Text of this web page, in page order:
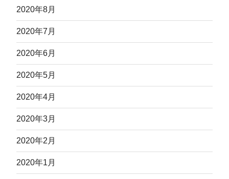
2020年8月
2020年7月
2020年6月
2020年5月
2020年4月
2020年3月
2020年2月
2020年1月